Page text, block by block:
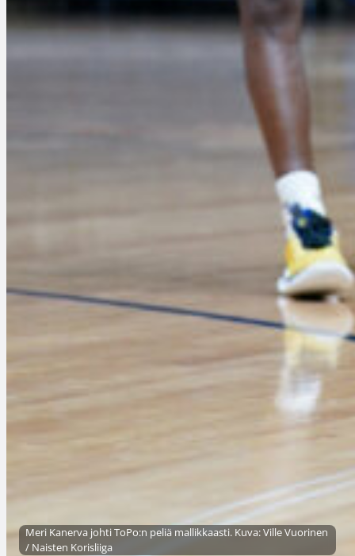
Meri Kanerva johti ToPo:n peliä mallikkaasti. Kuva: Ville Vuorinen
/ Naisten Korisliiga